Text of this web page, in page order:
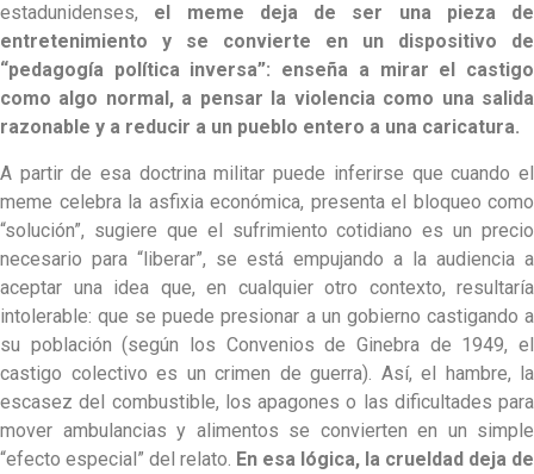
estadunidenses, el meme deja de ser una pieza de
entretenimiento y se convierte en un dispositivo de
“pedagogía política inversa”: enseña a mirar el castigo
como algo normal, a pensar la violencia como una salida
razonable y a reducir a un pueblo entero a una caricatura.
A partir de esa doctrina militar puede inferirse que cuando el
meme celebra la asfixia económica, presenta el bloqueo como
“solución”, sugiere que el sufrimiento cotidiano es un precio
necesario para “liberar”, se está empujando a la audiencia a
aceptar una idea que, en cualquier otro contexto, resultaría
intolerable: que se puede presionar a un gobierno castigando a
su población (según los Convenios de Ginebra de 1949, el
castigo colectivo es un crimen de guerra). Así, el hambre, la
escasez del combustible, los apagones o las dificultades para
mover ambulancias y alimentos se convierten en un simple
“efecto especial” del relato. En esa lógica, la crueldad deja de